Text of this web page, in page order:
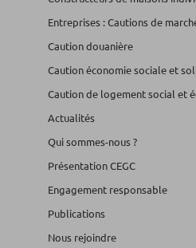
Entreprises : Cautions de
Caution douanière
Caution économie sociale et
Caution de logement social et
Actualités
Qui sommes-nous ?
Présentation CEGC
Engagement responsable
Publications
Nous rejoindre